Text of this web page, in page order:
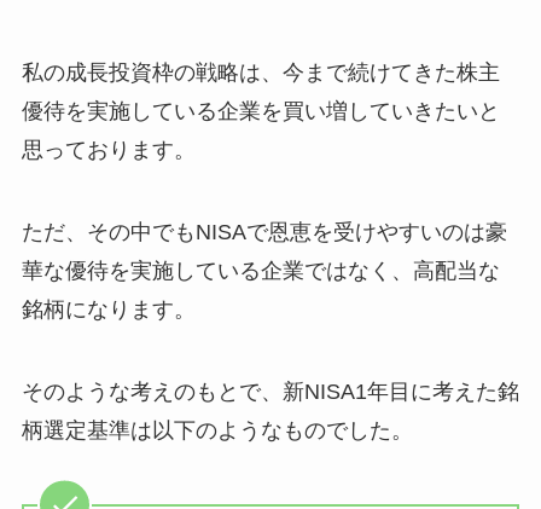
私の成長投資枠の戦略は、今まで続けてきた株主
優待を実施している企業を買い増していきたいと
思っております。
ただ、その中でもNISAで恩恵を受けやすいのは豪
華な優待を実施している企業ではなく、高配当な
銘柄になります。
そのような考えのもとで、新NISA1年目に考えた銘
柄選定基準は以下のようなものでした。